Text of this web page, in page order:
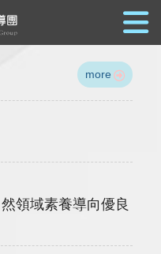
more
領域素養導向優良